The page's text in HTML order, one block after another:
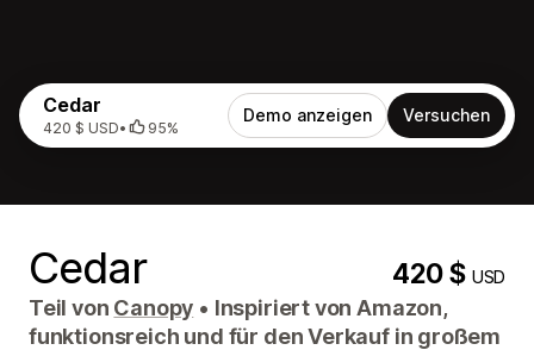
Cedar
420 $ USD• 95%
Demo anzeigen Versuchen
Cedar 420 $USD
Teil von Canopy • Inspiriert von Amazon,
funktionsreich und für den Verkauf in großem